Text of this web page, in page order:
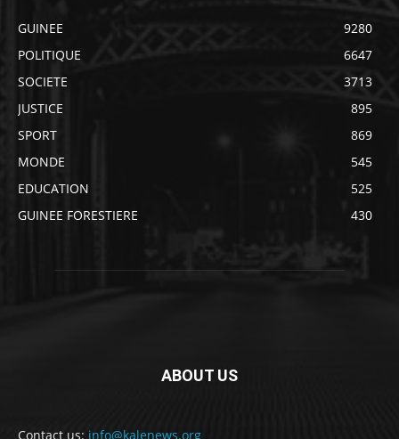
GUINEE
9280
POLITIQUE
6647
SOCIETE
3713
JUSTICE
895
SPORT
869
MONDE
545
EDUCATION
525
GUINEE FORESTIERE
430
ABOUT US
Contact us: info@kalenews.org